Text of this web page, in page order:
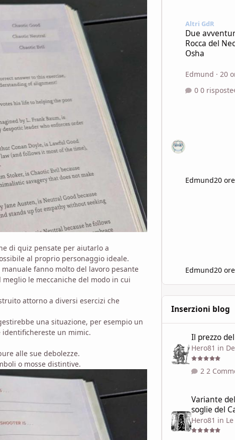
di quiz pensate per aiutarlo a
al proprio personaggio ideale.
fanno molto del lavoro pesante
le meccaniche del modo in cui
attorno a diversi esercizi che
una situazione, per esempio un
identifichereste un mimic.
alle sue debolezze.
o mosse distintive.
Altri GdR
Due
Rocca del
Osha
Edmund · 20
0 risposte
Edmund20
Edmund20
Inserzioni blog
Il prezzo
Hero81 in
2
Variante
soglie del
Hero81 in